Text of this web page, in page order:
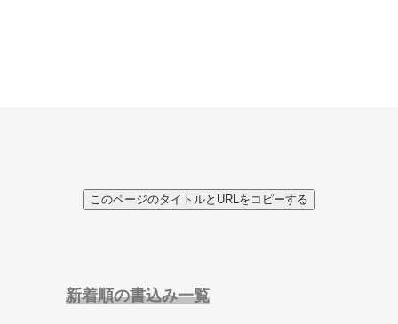
このページのタイトルとURLをコピーする
新着順の書込み一覧